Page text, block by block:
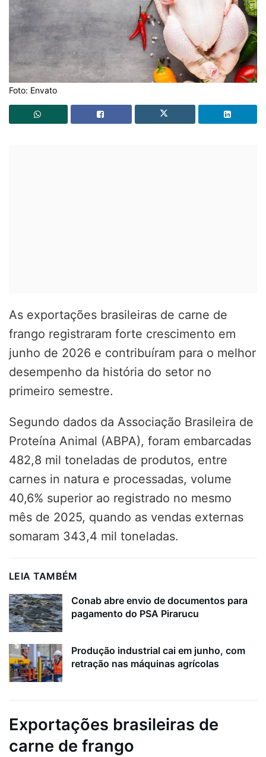
Foto: Envato
As exportações brasileiras de carne de
frango registraram forte crescimento em
junho de 2026 e contribuíram para o melhor
desempenho da história do setor no
primeiro semestre.
Segundo dados da Associação Brasileira de
Proteína Animal (ABPA), foram embarcadas
482,8 mil toneladas de produtos, entre
carnes in natura e processadas, volume
40,6% superior ao registrado no mesmo
mês de 2025, quando as vendas externas
somaram 343,4 mil toneladas.
LEIA TAMBÉM
Conab abre envio de documentos para
pagamento do PSA Pirarucu
Produção industrial cai em junho, com
retração nas máquinas agrícolas
Exportações brasileiras de
carne de frango